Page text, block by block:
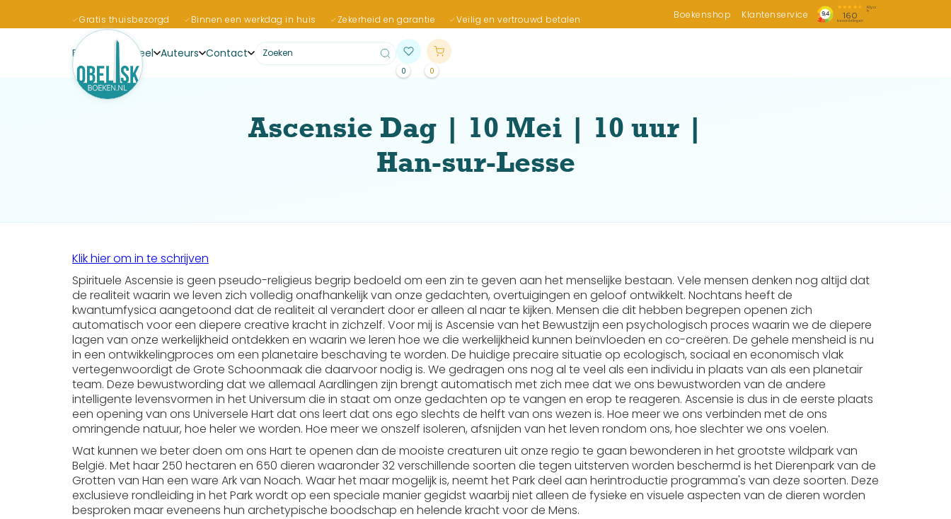
Gratis thuisbezorgd Binnen een werkdag in huis Zekerheid en garantie Veilig en vertrouwd betalen Boekenshop Klantenservice
Boeken Actueel Auteurs Contact
0 0
Ascensie Dag | 10 Mei | 10 uur |
Han-sur-Lesse
Klik hier om in te schrijven
Spirituele Ascensie is geen pseudo-religieus begrip bedoeld om een zin te geven aan het menselijke bestaan. Vele mensen denken nog altijd dat
de realiteit waarin we leven zich volledig onafhankelijk van onze gedachten, overtuigingen en geloof ontwikkelt. Nochtans heeft de
kwantumfysica aangetoond dat de realiteit al verandert door er alleen al naar te kijken. Mensen die dit hebben begrepen openen zich
automatisch voor een diepere creative kracht in zichzelf. Voor mij is Ascensie van het Bewustzijn een psychologisch proces waarin we de diepere
lagen van onze werkelijkheid ontdekken en waarin we leren hoe we die werkelijkheid kunnen beïnvloeden en co-creëren. De gehele mensheid is nu
in een ontwikkelingproces om een planetaire beschaving te worden. De huidige precaire situatie op ecologisch, sociaal en economisch vlak
vertegenwoordigt de Grote Schoonmaak die daarvoor nodig is. We gedragen ons nog al te veel als een individu in plaats van als een planetair
team. Deze bewustwording dat we allemaal Aardlingen zijn brengt automatisch met zich mee dat we ons bewustworden van de andere
intelligente levensvormen in het Universum die in staat om onze gedachten op te vangen en erop te reageren. Ascensie is dus in de eerste plaats
een opening van ons Universele Hart dat ons leert dat ons ego slechts de helft van ons wezen is. Hoe meer we ons verbinden met de ons
omringende natuur, hoe heler we worden. Hoe meer we onszelf isoleren, afsnijden van het leven rondom ons, hoe slechter we ons voelen.
Wat kunnen we beter doen om ons Hart te openen dan de mooiste creaturen uit onze regio te gaan bewonderen in het grootste wildpark van
België. Met haar 250 hectaren en 650 dieren waaronder 32 verschillende soorten die tegen uitsterven worden beschermd is het Dierenpark van de
Grotten van Han een ware Ark van Noach. Waar het maar mogelijk is, neemt het Park deel aan herintroductie programma's van deze soorten. Deze
exclusieve rondleiding in het Park wordt op een speciale manier gegidst waarbij niet alleen de fysieke en visuele aspecten van de dieren worden
besproken maar eveneens hun archetypische boodschap en helende kracht voor de Mens.